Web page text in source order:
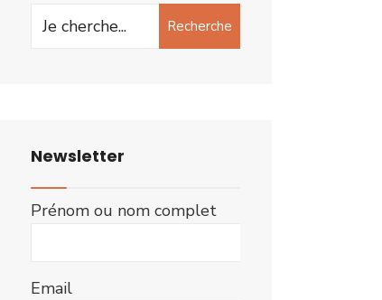
Search
Recherche
Newsletter
Prénom ou nom complet
Email